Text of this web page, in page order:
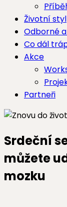
Životní styl
Odborné
Co dál
Akce
Partneři
Srdeční
můžete
mozku